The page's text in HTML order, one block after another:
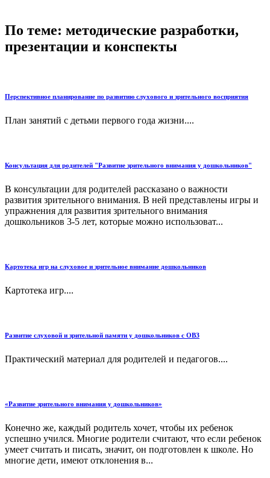
По теме: методические разработки,
презентации и конспекты
Перспективное планирование по развитию слухового и зрительного восприятия
План занятий с детьми первого года жизни....
Консультация для родителей "Развитие зрительного внимания у дошкольников"
В консультации для родителей рассказано о важности
развития зрительного внимания. В ней представлены игры и
упражнения для развития зрительного внимания
дошкольников 3-5 лет, которые можно использоват...
Картотека игр на слуховое и зрительное внимание дошкольников
Картотека игр....
Развитие слуховой и зрительной памяти у дошкольников с ОВЗ
Практический материал для родителей и педагогов....
«Развитие зрительного внимания у дошкольников»
Конечно же, каждый родитель хочет, чтобы их ребенок
успешно учился. Многие родители считают, что если ребенок
умеет считать и писать, значит, он подготовлен к школе. Но
многие дети, имеют отклонения в...